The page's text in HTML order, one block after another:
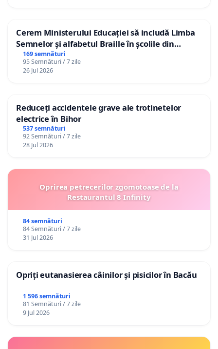
Cerem Ministerului Educației să includă Limba
Semnelor și alfabetul Braille în școlile din
Republica Moldova!
169 semnături
95 Semnături / 7 zile
26 Jul 2026
Reduceți accidentele grave ale trotinetelor
electrice în Bihor
537 semnături
92 Semnături / 7 zile
28 Jul 2026
Oprirea petrecerilor zgomotoase de la
Restaurantul 8 Infinity
84 semnături
84 Semnături / 7 zile
31 Jul 2026
Opriți eutanasierea câinilor și pisicilor în Bacău
1 596 semnături
81 Semnături / 7 zile
9 Jul 2026